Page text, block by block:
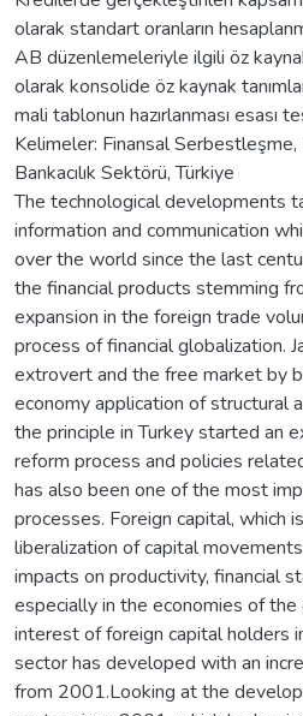
olarak standart oranların
AB düzenlemeleriyle ilgili öz
olarak konsolide öz kaynak
mali tablonun hazırlanması esası
Kelimeler: Finansal Serbestleşme,
Bankacılık Sektörü, Türkiye
The technological developments
information and communication
over the world since the last
the financial products stemming
expansion in the foreign trade
process of financial globalization.
extrovert and the free market by
economy application of structural
the principle in Turkey started an
reform process and policies
has also been one of the most
processes. Foreign capital, which
liberalization of capital
impacts on productivity, financial
especially in the economies of
interest of foreign capital holders
sector has developed with an
from 2001.Looking at the